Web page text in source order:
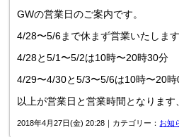
GWの営業日のご案内です。
4/28〜5/6まで休まず営業いたします
4/28と5/1〜5/2は10時〜20時30分
4/29〜4/30と5/3〜5/6は10時〜20時
以上が営業日と営業時間となります
2018年4月27日(金) 20:28｜カテゴリー： お知